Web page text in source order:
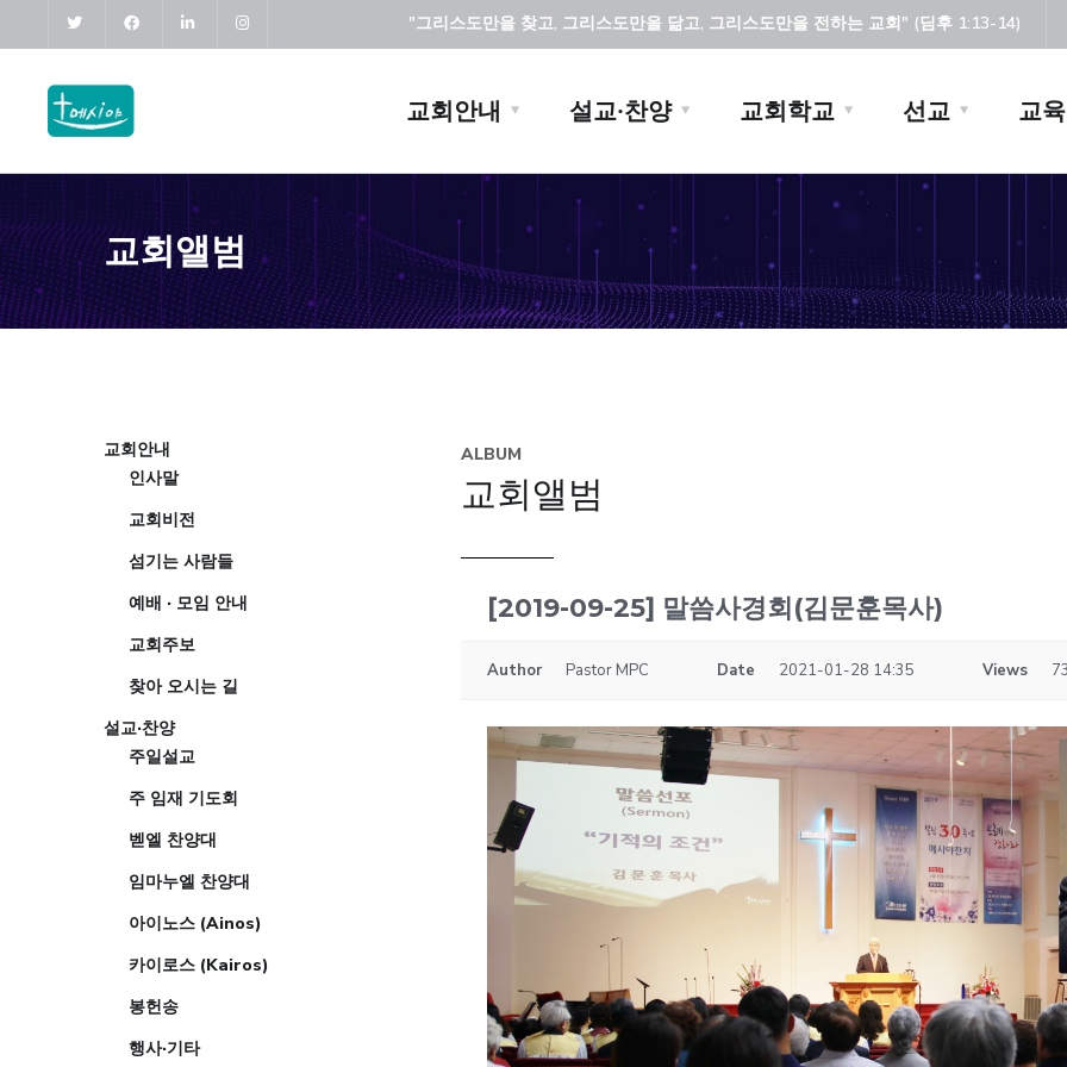
"그리스도만을 찾고, 그리스도만을 닮고, 그리스도만을 전하는 교회" (딤후 1:13-14)
교회안내 설교·찬양 교회학교 선교 교
교회앨범
ALBUM
교회앨범
[2019-09-25] 말씀사경회(김문훈목사)
Author Pastor MPC Date 2021-01-28 14:35 Views
교회안내
인사말
교회비전
섬기는 사람들
예배 · 모임 안내
교회주보
찾아 오시는 길
설교·찬양
주일설교
주 임재 기도회
벧엘 찬양대
임마누엘 찬양대
아이노스 (Ainos)
카이로스 (Kairos)
봉헌송
행사·기타